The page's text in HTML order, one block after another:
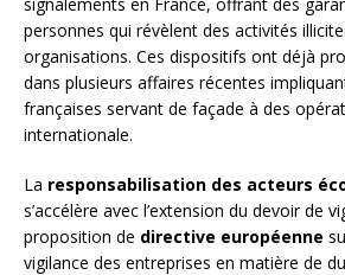
personnes qui révèlent des activités
organisations. Ces dispositifs ont déjà
dans plusieurs affaires récentes
françaises servant de façade à des
internationale.
La responsabilisation des acteurs
s’accélère avec l’extension du devoir de
proposition de directive européenne
vigilance des entreprises en matière de